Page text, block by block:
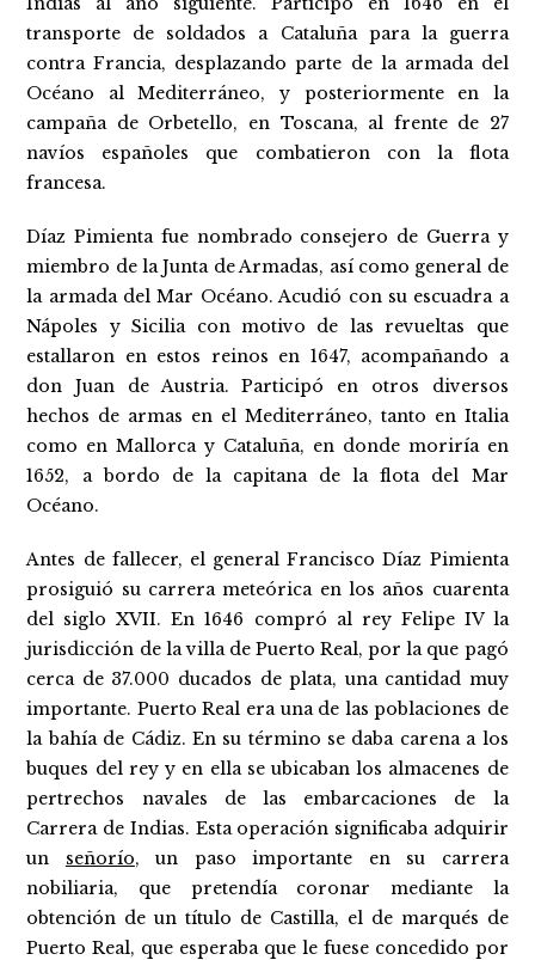
transporte de soldados a Cataluña para la guerra
contra Francia, desplazando parte de la armada del
Océano al Mediterráneo, y posteriormente en la
campaña de Orbetello, en Toscana, al frente de 27
navíos españoles que combatieron con la flota
francesa.
Díaz Pimienta fue nombrado consejero de Guerra y
miembro de la Junta de Armadas, así como general de
la armada del Mar Océano. Acudió con su escuadra a
Nápoles y Sicilia con motivo de las revueltas que
estallaron en estos reinos en 1647, acompañando a
don Juan de Austria. Participó en otros diversos
hechos de armas en el Mediterráneo, tanto en Italia
como en Mallorca y Cataluña, en donde moriría en
1652, a bordo de la capitana de la flota del Mar
Océano.
Antes de fallecer, el general Francisco Díaz Pimienta
prosiguió su carrera meteórica en los años cuarenta
del siglo XVII. En 1646 compró al rey Felipe IV la
jurisdicción de la villa de Puerto Real, por la que pagó
cerca de 37.000 ducados de plata, una cantidad muy
importante. Puerto Real era una de las poblaciones de
la bahía de Cádiz. En su término se daba carena a los
buques del rey y en ella se ubicaban los almacenes de
pertrechos navales de las embarcaciones de la
Carrera de Indias. Esta operación significaba adquirir
un señorío, un paso importante en su carrera
nobiliaria, que pretendía coronar mediante la
obtención de un título de Castilla, el de marqués de
Puerto Real, que esperaba que le fuese concedido por